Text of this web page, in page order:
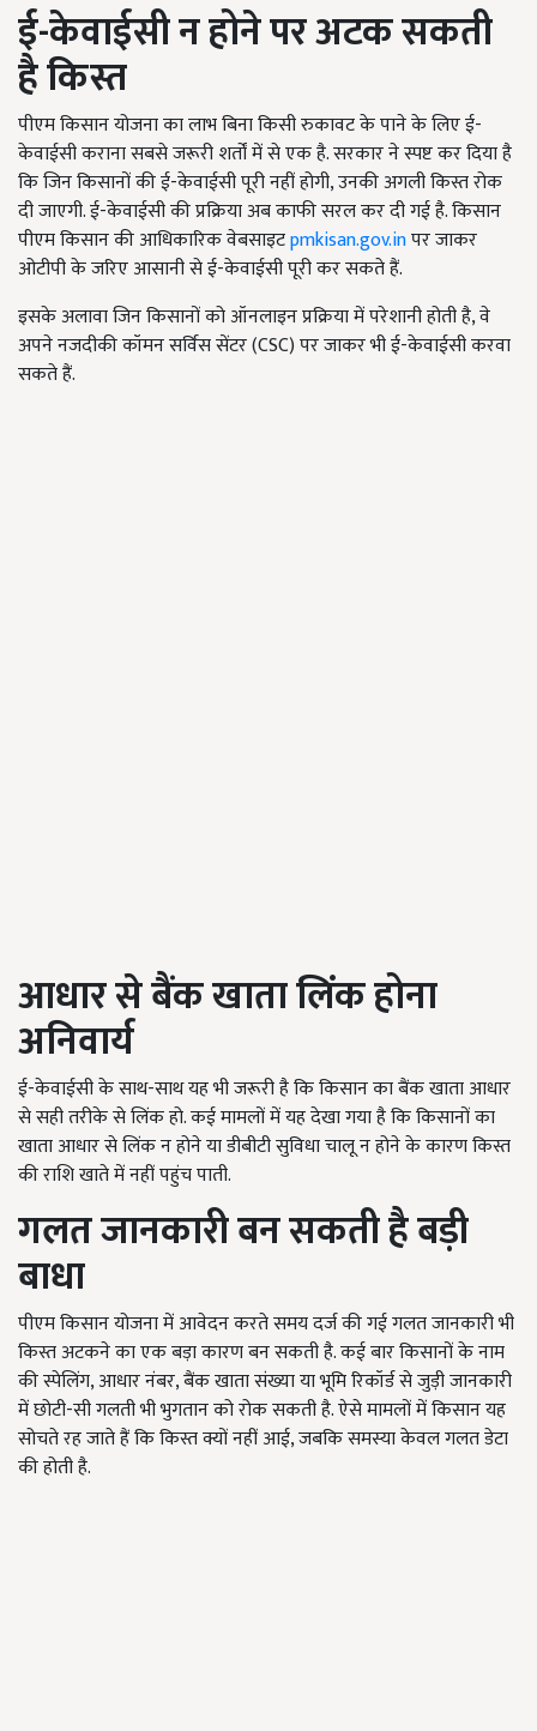
ई-केवाईसी न होने पर अटक सकती
है किस्त
पीएम किसान योजना का लाभ बिना किसी रुकावट के पाने के लिए ई-
केवाईसी कराना सबसे जरूरी शर्तों में से एक है. सरकार ने स्पष्ट कर दिया है
कि जिन किसानों की ई-केवाईसी पूरी नहीं होगी, उनकी अगली किस्त रोक
दी जाएगी. ई-केवाईसी की प्रक्रिया अब काफी सरल कर दी गई है. किसान
पीएम किसान की आधिकारिक वेबसाइटpmkisan.gov.inपर जाकर
ओटीपी के जरिए आसानी से ई-केवाईसी पूरी कर सकते हैं.
इसके अलावा जिन किसानों को ऑनलाइन प्रक्रिया में परेशानी होती है, वे
अपने नजदीकी कॉमन सर्विस सेंटर (CSC) पर जाकर भी ई-केवाईसी करवा
सकते हैं.
आधार से बैंक खाता लिंक होना
अनिवार्य
ई-केवाईसी के साथ-साथ यह भी जरूरी है कि किसान का बैंक खाता आधार
से सही तरीके से लिंक हो. कई मामलों में यह देखा गया है कि किसानों का
खाता आधार से लिंक न होने या डीबीटी सुविधा चालू न होने के कारण किस्त
की राशि खाते में नहीं पहुंच पाती.
गलत जानकारी बन सकती है बड़ी
बाधा
पीएम किसान योजना में आवेदन करते समय दर्ज की गई गलत जानकारी भी
किस्त अटकने का एक बड़ा कारण बन सकती है. कई बार किसानों के नाम
की स्पेलिंग, आधार नंबर, बैंक खाता संख्या या भूमि रिकॉर्ड से जुड़ी जानकारी
में छोटी-सी गलती भी भुगतान को रोक सकती है. ऐसे मामलों में किसान यह
सोचते रह जाते हैं कि किस्त क्यों नहीं आई, जबकि समस्या केवल गलत डेटा
की होती है.